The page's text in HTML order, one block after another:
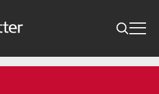
Toggle
Indicaciones